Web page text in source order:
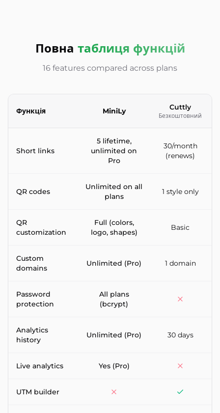
Повна таблиця функцій
16 features compared across plans
Функція MiniLy Cuttly
Безкоштовний
Short links
5 lifetime,
unlimited on
Pro
30/month
(renews)
QR codes
Unlimited on all
plans
1 style only
QR
customization
Full (colors,
logo, shapes)
Basic
Custom
domains
Unlimited (Pro) 1 domain
Password
protection
All plans
(bcrypt)
Analytics
history
Unlimited (Pro) 30 days
Live analytics Yes (Pro)
UTM builder